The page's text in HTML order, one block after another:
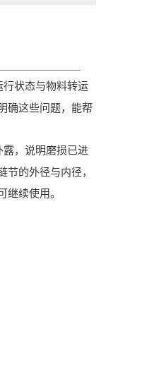
状态与物料转运
确这些问题，能帮
露，说明磨损已进
节的外径与内径，
续使用。